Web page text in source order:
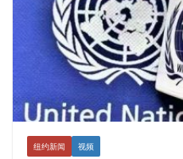
纽约新闻 视频